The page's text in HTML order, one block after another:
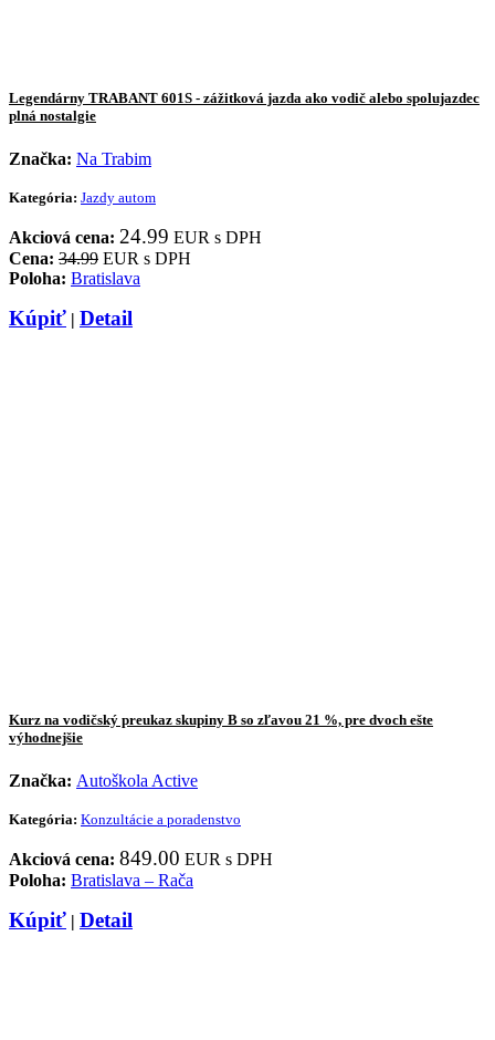
Legendárny TRABANT 601S - zážitková jazda ako vodič alebo spolujazdec
plná nostalgie
Značka: Na Trabim
Kategória: Jazdy autom
Akciová cena: 24.99 EUR s DPH
Cena: 34.99 EUR s DPH
Poloha: Bratislava
Kúpiť | Detail
Kurz na vodičský preukaz skupiny B so zľavou 21 %, pre dvoch ešte
výhodnejšie
Značka: Autoškola Active
Kategória: Konzultácie a poradenstvo
Akciová cena: 849.00 EUR s DPH
Poloha: Bratislava – Rača
Kúpiť | Detail